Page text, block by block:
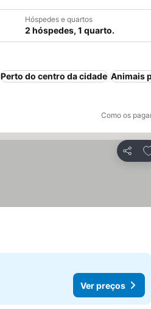
Hóspedes e quartos
2 hóspedes, 1 quarto.
Perto do centro da cidade Animais
Como os
Ver preços